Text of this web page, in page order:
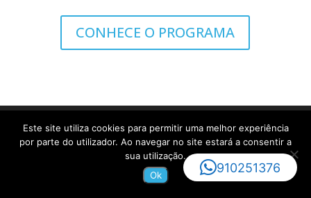
CONHECE O PROGRAMA
Contactos
Largo do Leão, nº 9 1000 – 188 Lisboa, Portugal
910251376
Este site utiliza cookies para permitir uma melhor experiência
por parte do utilizador. Ao navegar no site estará a consentir a
sua utilização.
Ok